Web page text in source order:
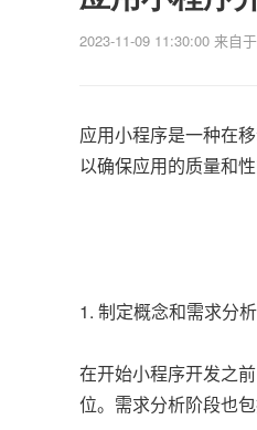
2023-11-09 11:30:00 来自于
应用小程序是一种在
以确保应用的质量和
1. 制定概念和需求分析
在开始小程序开发之
位。需求分析阶段也